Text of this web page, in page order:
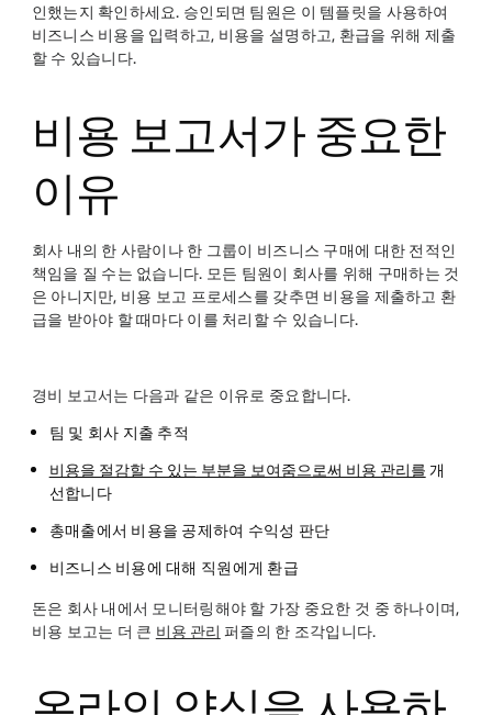
인했는지 확인하세요. 승인되면 팀원은 이 템플릿을 사용하여
비즈니스 비용을 입력하고, 비용을 설명하고, 환급을 위해 제출
할 수 있습니다.
비용 보고서가 중요한
이유
회사 내의 한 사람이나 한 그룹이 비즈니스 구매에 대한 전적인
책임을 질 수는 없습니다. 모든 팀원이 회사를 위해 구매하는 것
은 아니지만, 비용 보고 프로세스를 갖추면 비용을 제출하고 환
급을 받아야 할 때마다 이를 처리할 수 있습니다.
경비 보고서는 다음과 같은 이유로 중요합니다.
팀 및 회사 지출 추적
비용을 절감할 수 있는 부분을 보여줌으로써 비용 관리를 개
선합니다
총매출에서 비용을 공제하여 수익성 판단
비즈니스 비용에 대해 직원에게 환급
돈은 회사 내에서 모니터링해야 할 가장 중요한 것 중 하나이며,
비용 보고는 더 큰 비용 관리 퍼즐의 한 조각입니다.